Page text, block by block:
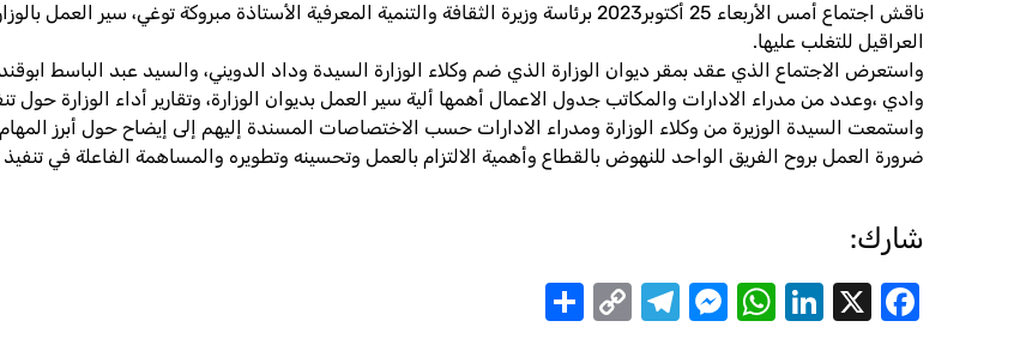
ناقش اجتماع أمس الأربعاء 25 أكتوبر2023 برئاسة وزيرة الثقافة والتنمية المعرفية الأستاذة مبروكة
العراقيل للتغلب عليها.
واستعرض الاجتماع الذي عقد بمقر ديوان الوزارة الذي ضم وكلاء الوزارة السيدة وداد الدويني، والسيد عبد الباسط
وادي ،وعدد من مدراء الادارات والمكاتب جدول الاعمال أهمها ألية سير العمل بديوان الوزارة، وتقارير أداء الوزارة حول
واستمعت السيدة الوزيرة من وكلاء الوزارة ومدراء الادارات حسب الاختصاصات المسندة إليهم إلى إيضاح حول أبرز المهام
ضرورة العمل بروح الفريق الواحد للنهوض بالقطاع وأهمية الالتزام بالعمل وتحسينه وتطويره والمساهمة الفاعلة في تنفيذ
شارك:
Facebook
X
LinkedIn
WhatsApp
Messenger
Telegram
Copy